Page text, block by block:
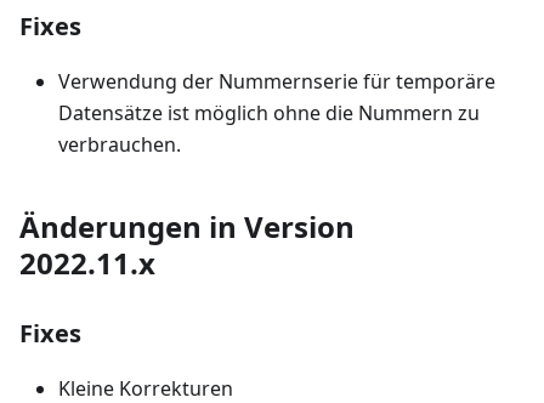
Fixes
Verwendung der Nummernserie für temporäre
Datensätze ist möglich ohne die Nummern zu
verbrauchen.
Änderungen in Version
2022.11.x
Fixes
Kleine Korrekturen